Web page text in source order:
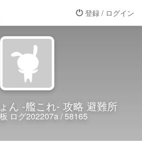
登録 / ログイン
ん -艦これ- 攻略 避難所
ログ202207a / 58165